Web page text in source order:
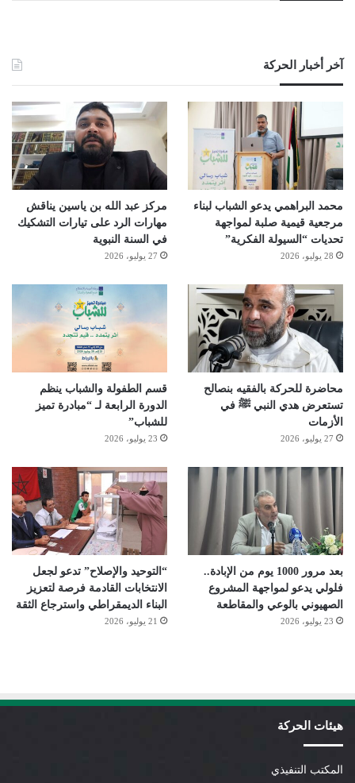
آخر أخبار الحركة
محمد البراهمي يدعو الشباب لبناء
مرجعية قيمية صلبة لمواجهة
تحديات “السيولة الفكرية”
28 يوليو، 2026
مركز عبد الله بن ياسين يناقش
مهارات الرد على تيارات التشكيك
في السنة النبوية
27 يوليو، 2026
محاضرة للحركة بالفقيه بنصالح
تستعرض هدي النبي ﷺ في
الأزمات
27 يوليو، 2026
قسم الطفولة والشباب ينظم
الدورة الرابعة لـ “مبادرة تميز
للشباب”
23 يوليو، 2026
بعد مرور 1000 يوم من الإبادة..
فلولي يدعو لمواجهة المشروع
الصهيوني بالوعي والمقاطعة
23 يوليو، 2026
“التوحيد والإصلاح” تدعو لجعل
الانتخابات القادمة فرصة لتعزيز
البناء الديمقراطي واسترجاع الثقة
21 يوليو، 2026
هيئات الحركة
المكتب التنفيذي